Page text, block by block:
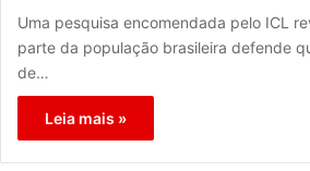
Uma pesquisa encomendada pelo ICL
parte da população brasileira defende
de…
Leia mais »